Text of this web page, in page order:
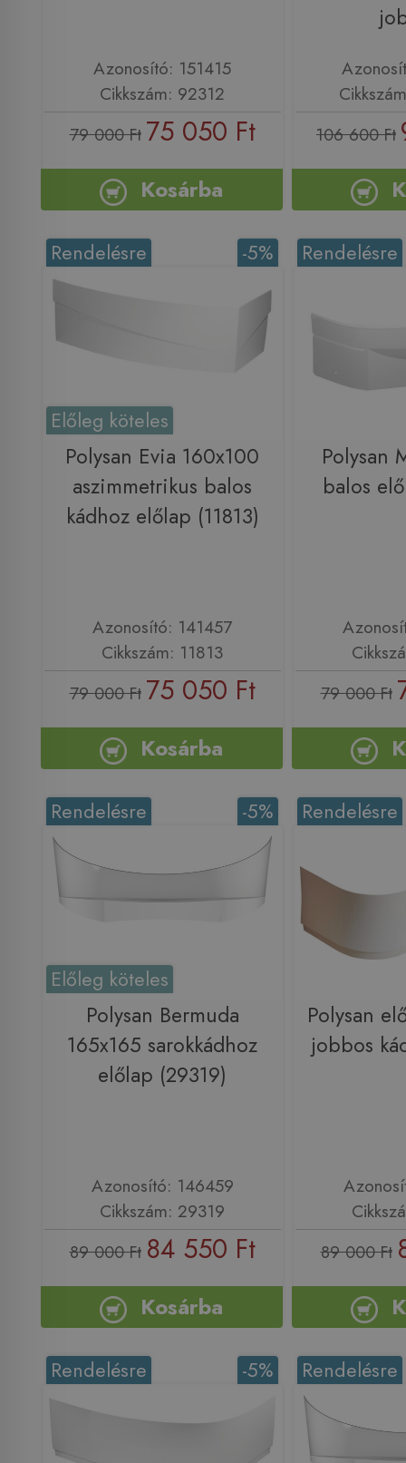
Azonosító: 151415
Cikkszám: 92312
79 000 Ft 75 050 Ft
Kosárba
106 600 Ft
-5%
Rendelésre
Előleg köteles
Polysan Evia 160x100
aszimmetrikus balos
kádhoz előlap (11813)
Azonosító: 141457
Cikkszám: 11813
79 000 Ft 75 050 Ft
Kosárba
Rendelésre
Polysan
balos
79 000 Ft
-5%
Rendelésre
Előleg köteles
Polysan Bermuda
165x165 sarokkádhoz
előlap (29319)
Azonosító: 146459
Cikkszám: 29319
89 000 Ft 84 550 Ft
Kosárba
Rendelésre
Polysan
jobbos
89 000 Ft
-5%
Rendelésre Rendelésre